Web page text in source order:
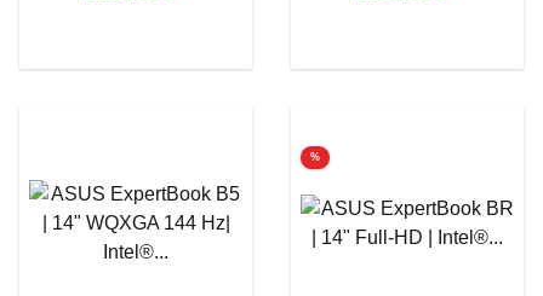
%